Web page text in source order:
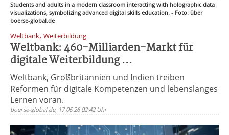
Students and adults in a modern classroom interacting with holographic data
visualizations, symbolizing advanced digital skills education. - Foto: über
boerse-global.de
Weltbank, Weiterbildung
Weltbank: 460-Milliarden-Markt für
digitale Weiterbildung ...
Weltbank, Großbritannien und Indien treiben
Reformen für digitale Kompetenzen und lebenslanges
Lernen voran.
boerse-global.de, 17.06.26 02:42 Uhr